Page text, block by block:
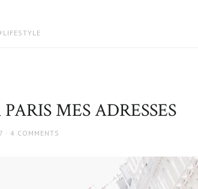
LIFESTYLE
MES ADRESSES
4 COMMENTS